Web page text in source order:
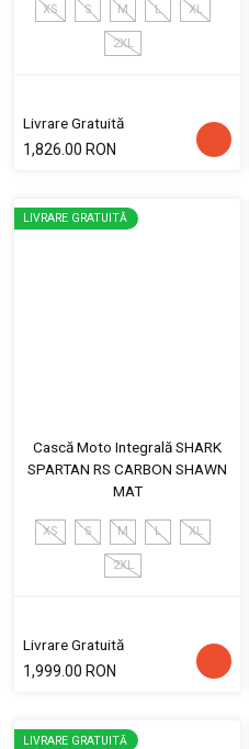
XS S M L XL
2XL
Livrare Gratuită
1,826.00 RON
LIVRARE GRATUITĂ
Cască Moto Integrală SHARK
SPARTAN RS CARBON SHAWN
MAT
XS S M L XL
2XL
Livrare Gratuită
1,999.00 RON
LIVRARE GRATUITĂ